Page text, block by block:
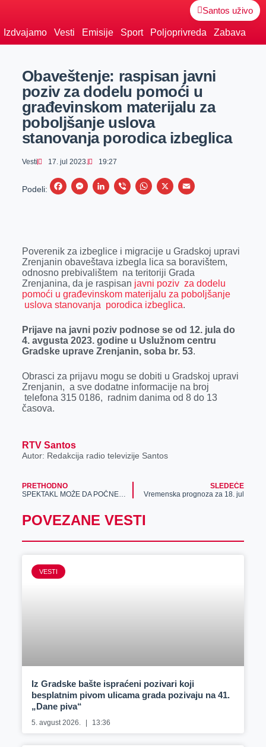
Santos uživo
Izdvajamo Vesti Emisije Sport Poljoprivreda Zabava
Obaveštenje: raspisan javni
poziv za dodelu pomoći u
građevinskom materijalu za
poboljšanje uslova
stanovanja porodica izbeglica
Vesti 17. jul 2023. 19:27
Podeli:
F
b
o
o
k
M
e
n
g
e
L
e
d
I
n
V
r
W
s
A
p
p
X
E
l
Poverenik za izbeglice i migracije u Gradskoj upravi
Zrenjanin obaveštava izbegla lica sa boravištem,
odnosno prebivalištem na teritoriji Grada
Zrenjanina, da je raspisan javni poziv za dodelu
pomoći u građevinskom materijalu za poboljšanje
uslova stanovanja porodica izbeglica.
Prijave na javni poziv podnose se od 12. jula do
4. avgusta 2023. godine u Uslužnom centru
Gradske uprave Zrenjanin, soba br. 53.
Obrasci za prijavu mogu se dobiti u Gradskoj upravi
Zrenjanin, a sve dodatne informacije na broj
telefona 315 0186, radnim danima od 8 do 13
časova.
RTV Santos
Autor: Redakcija radio televizije Santos
PRETHODNO
SPEKTAKL MOŽE DA POČNE! Uživaj u SJAJNOJ AVANTURI čitavog leta!
SLEDEĆE
Vremenska prognoza za 18. jul
POVEZANE VESTI
VESTI
Iz Gradske bašte ispraćeni pozivari koji
besplatnim pivom ulicama grada pozivaju na 41.
„Dane piva“
5. avgust 2026. 13:36